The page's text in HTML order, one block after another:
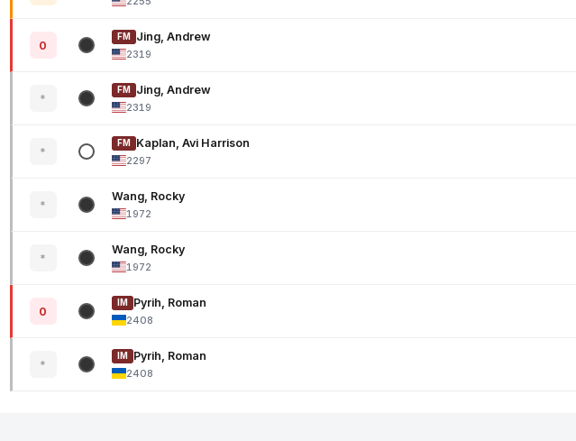
0
FM Jing, Andrew
2319
*
FM Jing, Andrew
2319
*
FM Kaplan, Avi Harrison
2297
*
Wang, Rocky
1972
*
Wang, Rocky
1972
0
IM Pyrih, Roman
2408
*
IM Pyrih, Roman
2408